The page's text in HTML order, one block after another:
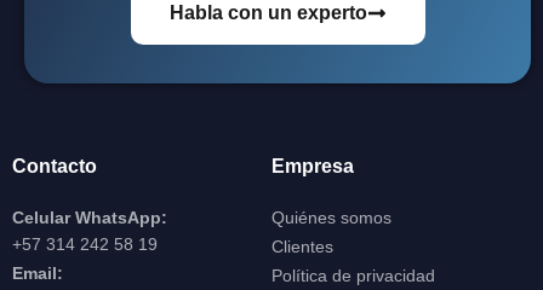
Habla con un experto
Contacto
Celular WhatsApp:
+57 314 242 58 19
Email:
Empresa
Quiénes somos
Clientes
Política de privacidad